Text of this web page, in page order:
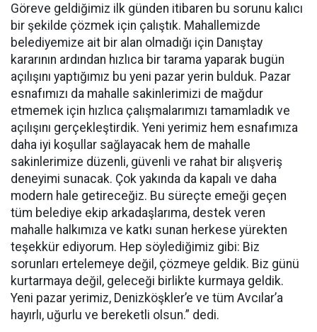
Göreve geldiğimiz ilk günden itibaren bu sorunu kalıcı
bir şekilde çözmek için çalıştık. Mahallemizde
belediyemize ait bir alan olmadığı için Danıştay
kararının ardından hızlıca bir tarama yaparak bugün
açılışını yaptığımız bu yeni pazar yerin bulduk. Pazar
esnafımızı da mahalle sakinlerimizi de mağdur
etmemek için hızlıca çalışmalarımızı tamamladık ve
açılışını gerçekleştirdik. Yeni yerimiz hem esnafımıza
daha iyi koşullar sağlayacak hem de mahalle
sakinlerimize düzenli, güvenli ve rahat bir alışveriş
deneyimi sunacak. Çok yakında da kapalı ve daha
modern hale getireceğiz. Bu süreçte emeği geçen
tüm belediye ekip arkadaşlarıma, destek veren
mahalle halkımıza ve katkı sunan herkese yürekten
teşekkür ediyorum. Hep söylediğimiz gibi: Biz
sorunları ertelemeye değil, çözmeye geldik. Biz günü
kurtarmaya değil, geleceği birlikte kurmaya geldik.
Yeni pazar yerimiz, Denizköşkler’e ve tüm Avcılar’a
hayırlı, uğurlu ve bereketli olsun.” dedi.